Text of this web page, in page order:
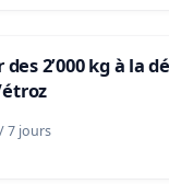
2’000 kg à la
7 jours